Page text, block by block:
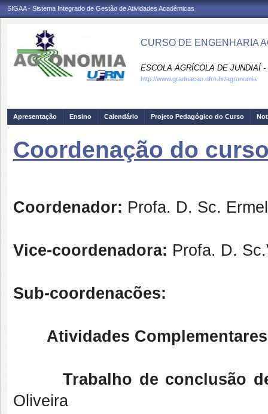
SIGAA - Sistema Integrado de Gestão de Atividades Acadêmicas
CURSO DE ENGENHARIA
ESCOLA AGRÍCOLA DE JUNDIAÍ -
http://www.graduacao.ufrn.br/agronomia
Apresentação Ensino Calendário Projeto Pedagógico do Curso
Coordenação do
Coordenador: Profa. D. Sc.
Vice-coordenadora: Profa. D.
Sub-coordenacões:
Atividades
Trabalho de conclusão
Oliveira